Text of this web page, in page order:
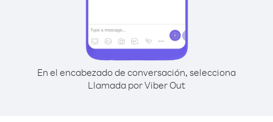
En el encabezado de conversación, selecciona
Llamada por Viber Out